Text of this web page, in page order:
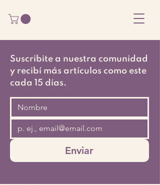
Suscribite a nuestra comunidad
y recibí más artículos como este
cada 15 días.
Enviar